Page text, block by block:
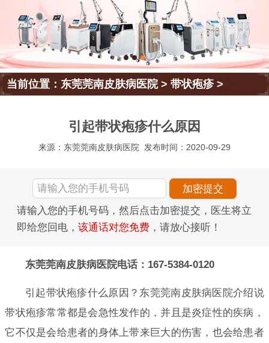
当前位置：东莞莞南皮肤病医院>带状疱疹>
引起带状疱疹什么原因
来源：东莞莞南皮肤病医院 发布时间：2020-09-29
请输入您的手机号码，然后点击加密提交，医生将立
即给您回电， 该通话对您免费 ，请放心接听！
东莞莞南皮肤病医院电话：167-5384-0120
引起带状疱疹什么原因？东莞莞南皮肤病医院介绍说
带状疱疹常常都是会急性发作的，并且是炎症性的疾病，
它不仅是会给患者的身体上带来巨大的伤害，也会给患者